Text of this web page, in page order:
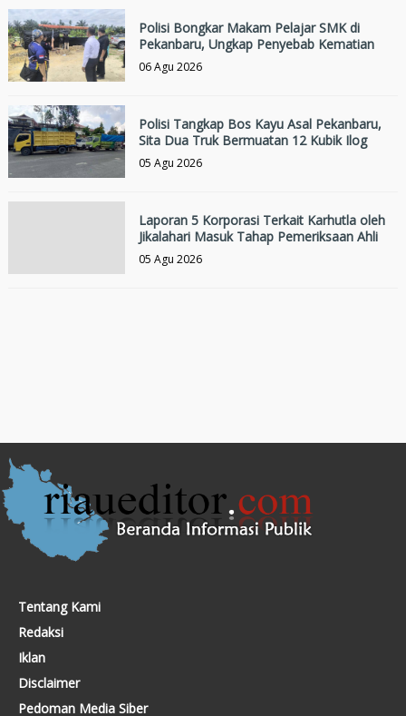
Polisi Bongkar Makam Pelajar SMK di
Pekanbaru, Ungkap Penyebab Kematian
06 Agu 2026
Polisi Tangkap Bos Kayu Asal Pekanbaru,
Sita Dua Truk Bermuatan 12 Kubik Ilog
05 Agu 2026
Laporan 5 Korporasi Terkait Karhutla oleh
Jikalahari Masuk Tahap Pemeriksaan Ahli
05 Agu 2026
Tentang Kami
Redaksi
Iklan
Disclaimer
Pedoman Media Siber